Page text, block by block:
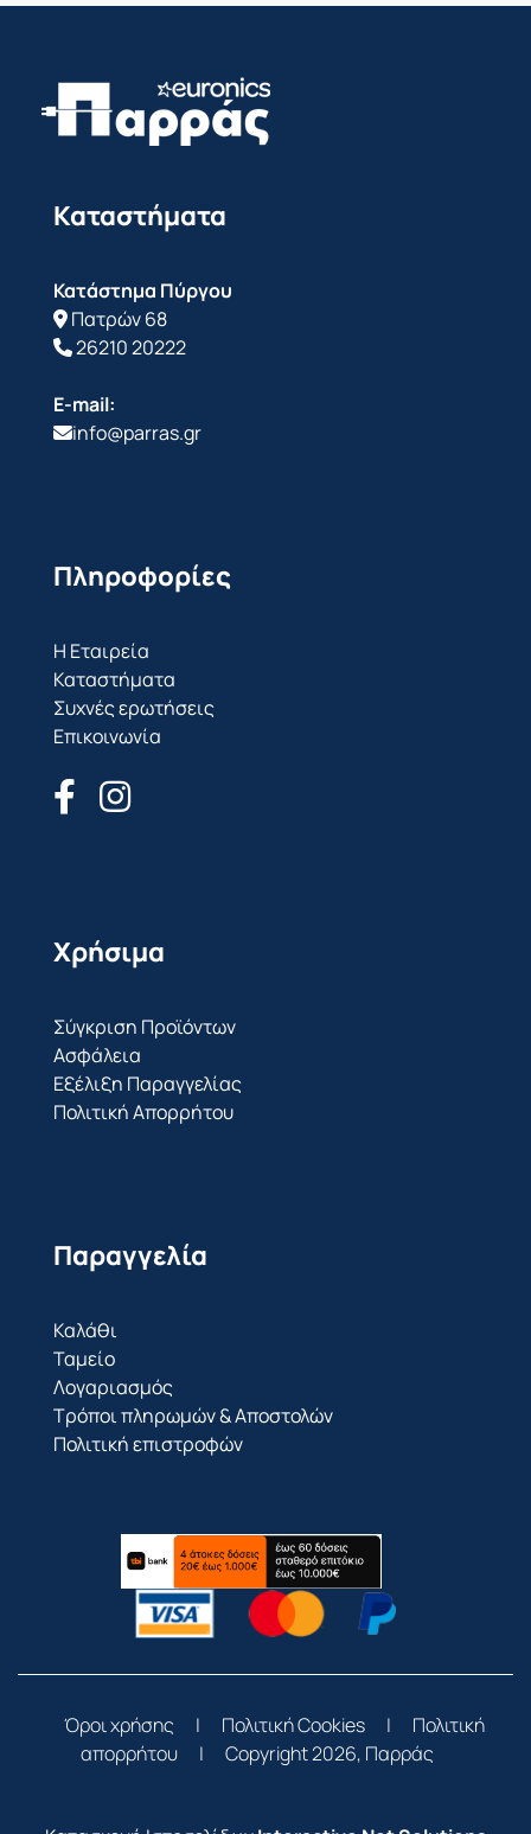
Καταστήματα
Κατάστημα Πύργου
Πατρών 68
26210 20222
E-mail:
info@parras.gr
Πληροφορίες
Η Εταιρεία
Καταστήματα
Συχνές ερωτήσεις
Επικοινωνία
Χρήσιμα
Σύγκριση Προϊόντων
Ασφάλεια
Εξέλιξη Παραγγελίας
Πολιτική Απορρήτου
Παραγγελία
Καλάθι
Ταμείο
Λογαριασμός
Τρόποι πληρωμών & Αποστολών
Πολιτική επιστροφών
Όροι χρήσης | Πολιτική Cookies |
Πολιτική
απορρήτου
| Copyright 2026, Παρράς